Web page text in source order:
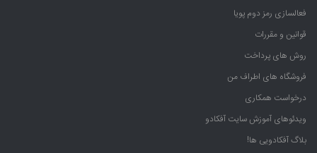
فعالسازی رمز دوم پویا
قوانین و مقررات
روش های پرداخت
فروشگاه های اطراف من
درخواست همکاری
ویدئوهای آموزش سایت آفکادو
بلاگ آفکادویی ها!